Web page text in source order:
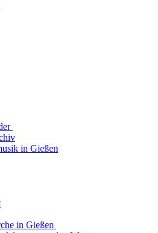
in Gießen
in Gießen